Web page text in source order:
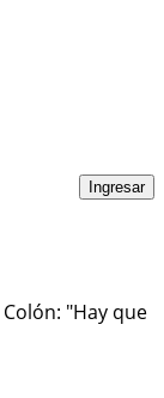
Ingresar
"Hay que